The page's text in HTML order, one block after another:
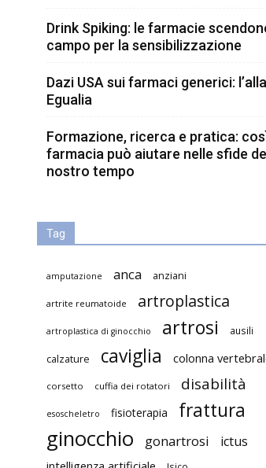
Drink Spiking: le farmacie
campo per la sensibilizzazione
Dazi USA sui farmaci generici:
Egualia
Formazione, ricerca e pratica:
farmacia può aiutare nelle sfide
nostro tempo
Tag
amputazione anca anziani
artrite reumatoide artroplastica
artroplastica di ginocchio artrosi ausili
calzature caviglia colonna
corsetto cuffia dei rotatori disabilità
esoscheletro fisioterapia frattura
ginocchio gonartrosi ictus